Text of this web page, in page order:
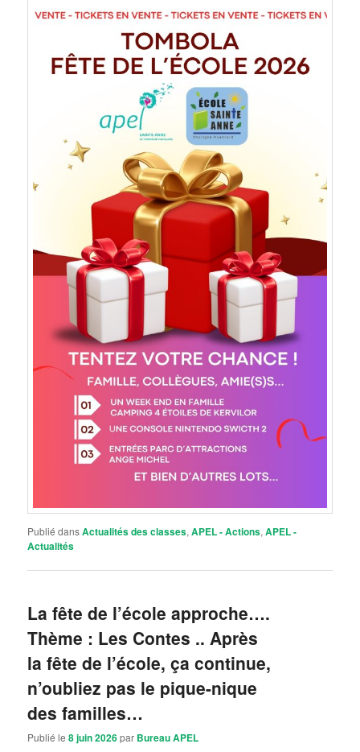
Publié dansActualités des classes,APEL - Actions,APEL -
Actualités
La fête de l’école approche….
Thème : Les Contes .. Après
la fête de l’école, ça continue,
n’oubliez pas le pique-nique
des familles…
Publié le8 juin 2026par Bureau APEL